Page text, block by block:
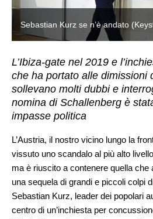
Sebastian Kurz se n’è andato
L’Ibiza-gate nel 2019 e
che ha portato alle dimissioni
sollevano molti dubbi e
nomina di Schallenberg è
impasse politica
L’Austria, il nostro vicino lungo la
vissuto uno scandalo al più alto
ma è riuscito a contenere quella che
una sequela di grandi e piccoli colpi
Sebastian Kurz, leader dei popolari
centro di un’inchiesta per